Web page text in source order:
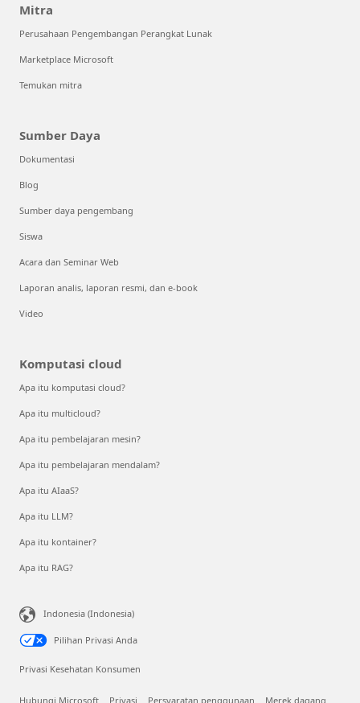
Mitra
Perusahaan Pengembangan Perangkat Lunak
Marketplace Microsoft
Temukan mitra
Sumber Daya
Dokumentasi
Blog
Sumber daya pengembang
Siswa
Acara dan Seminar Web
Laporan analis, laporan resmi, dan e-book
Video
Komputasi cloud
Apa itu komputasi cloud?
Apa itu multicloud?
Apa itu pembelajaran mesin?
Apa itu pembelajaran mendalam?
Apa itu AIaaS?
Apa itu LLM?
Apa itu kontainer?
Apa itu RAG?
Indonesia (Indonesia)
Pilihan Privasi Anda
Privasi Kesehatan Konsumen
Hubungi Microsoft Privasi Persyaratan penggunaan Merek dagang